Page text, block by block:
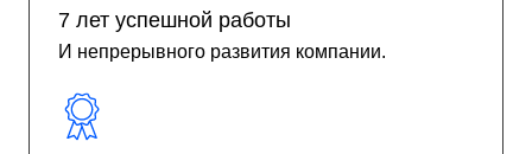
7 лет успешной работы
И непрерывного развития компании.